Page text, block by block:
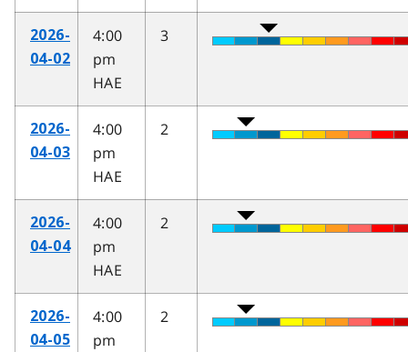
2026-
04-02
4:00
pm
HAE
3
2026-
04-03
4:00
pm
HAE
2
2026-
04-04
4:00
pm
HAE
2
2026-
04-05
4:00
pm
2